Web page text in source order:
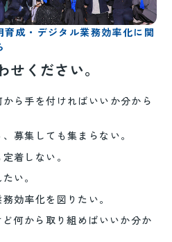
成・デジタル業務効率化に関
ください。
ら手を付ければいいか分から
募集しても集まらない。
着しない。
い。
効率化を図りたい。
何から取り組めばいいか分か